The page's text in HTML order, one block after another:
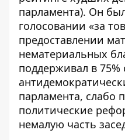
парламента). Он
голосовании «за
предоставлении
нематериальных
поддерживал в 75%
парламента, слабо
политические
немалую часть